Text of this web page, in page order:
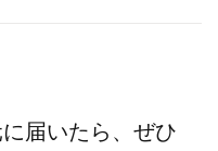
届いたら、ぜひ